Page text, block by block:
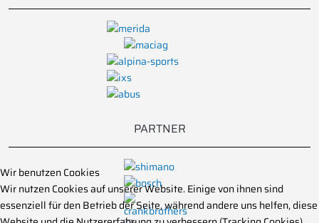
PARTNER
Wir benutzen Cookies
Wir nutzen Cookies auf unserer Website. Einige von ihnen sind
essenziell für den Betrieb der Seite, während andere uns helfen, diese